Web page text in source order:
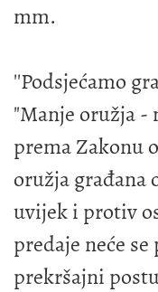
mm.
''Podsjećamo
"Manje oružja -
prema Zakonu
oružja građana
uvijek i protiv
predaje neće
prekršajni